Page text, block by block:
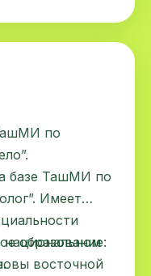
по
базе ТашМИ по
Имеет
образование:
восточной
национальном